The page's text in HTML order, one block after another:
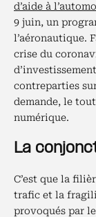
d’aide à
9 juin, un
l’aéronautique.
crise du
contreparties
demande, le
numérique.
La
C’est que la
trafic et la
provoqués par